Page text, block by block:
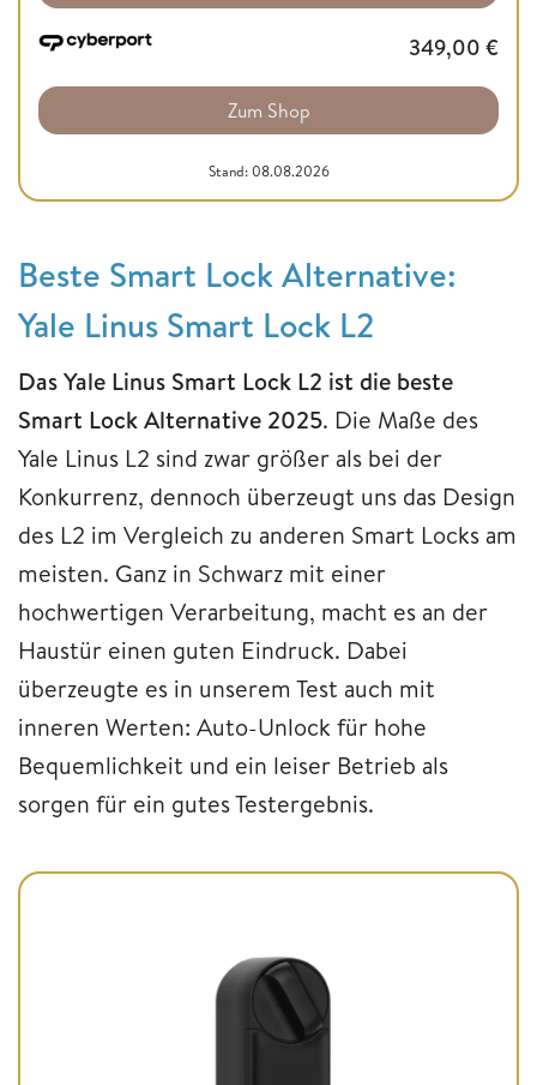
349,00 €
Zum Shop
Stand: 08.08.2026
Beste Smart Lock Alternative:
Yale Linus Smart Lock L2
Das Yale Linus Smart Lock L2 ist die beste
Smart Lock Alternative 2025. Die Maße des
Yale Linus L2 sind zwar größer als bei der
Konkurrenz, dennoch überzeugt uns das Design
des L2 im Vergleich zu anderen Smart Locks am
meisten. Ganz in Schwarz mit einer
hochwertigen Verarbeitung, macht es an der
Haustür einen guten Eindruck. Dabei
überzeugte es in unserem Test auch mit
inneren Werten: Auto-Unlock für hohe
Bequemlichkeit und ein leiser Betrieb als
sorgen für ein gutes Testergebnis.